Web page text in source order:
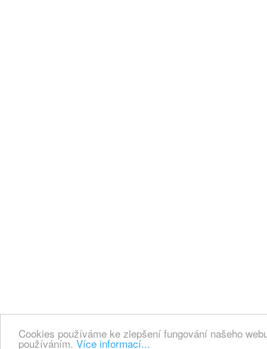
Cookies používáme ke zlepšení fungování našeho
používáním. Více informací...